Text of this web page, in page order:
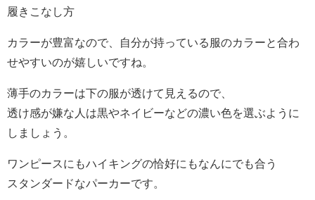
履きこなし方
カラーが豊富なので、自分が持っている服のカラーと合わ
せやすいのが嬉しいですね。
薄手のカラーは下の服が透けて見えるので、
透け感が嫌な人は黒やネイビーなどの濃い色を選ぶように
しましょう。
ワンピースにもハイキングの恰好にもなんにでも合う
スタンダードなパーカーです。